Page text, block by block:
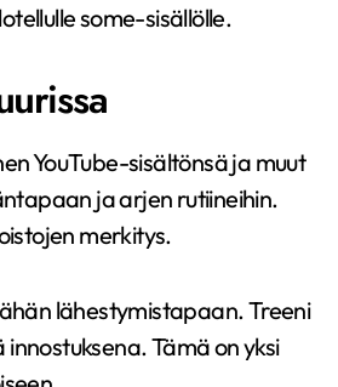
some-sisällölle.
YouTube-sisältönsä ja muut
ja arjen rutiineihin.
merkitys.
lähestymistapaan. Treeni
Tämä on yksi